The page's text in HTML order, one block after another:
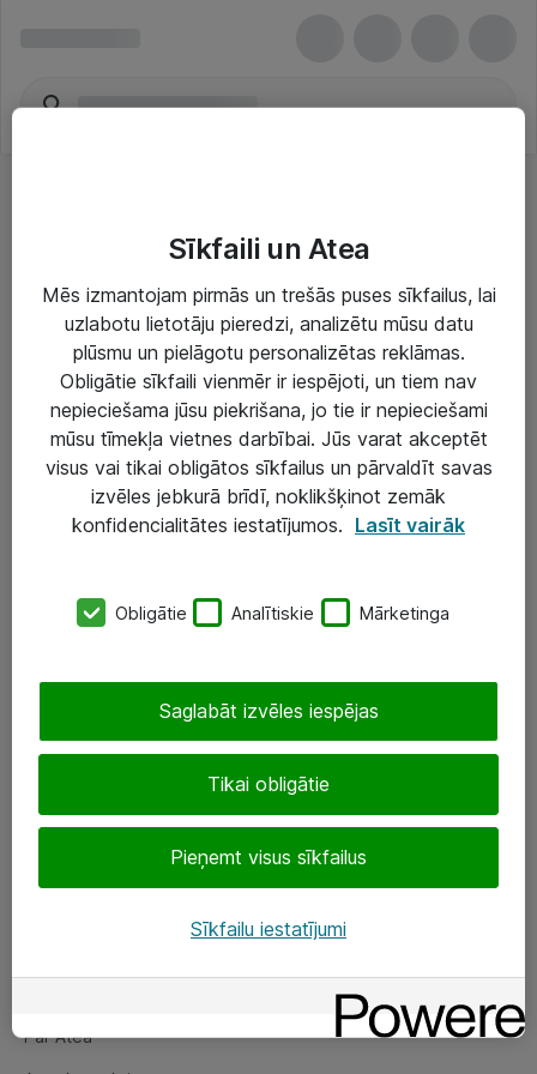
Risinājumi & Pakalpojumi
IT serviss un atbalsts
IT infrastruktūra
Darba vietu IT risinājumi
Serveri un datu centri
SIA „ATEA”
eShop@atea.lv
Sekojiet mums
Par Atea
Par Atea
Sīkfaili un Atea
Mēs izmantojam pirmās un trešās puses sīkfailus, lai
uzlabotu lietotāju pieredzi, analizētu mūsu datu
plūsmu un pielāgotu personalizētas reklāmas.
Obligātie sīkfaili vienmēr ir iespējoti, un tiem nav
nepieciešama jūsu piekrišana, jo tie ir nepieciešami
mūsu tīmekļa vietnes darbībai. Jūs varat akceptēt
visus vai tikai obligātos sīkfailus un pārvaldīt savas
izvēles jebkurā brīdī, noklikšķinot zemāk
konfidencialitātes iestatījumos. Lasīt vairāk
Obligātie Analītiskie Mārketinga
Tikai obligātie
Pieņemt visus sīkfailus
Saglabāt izvēles iespējas
Sīkfailu iestatījumi